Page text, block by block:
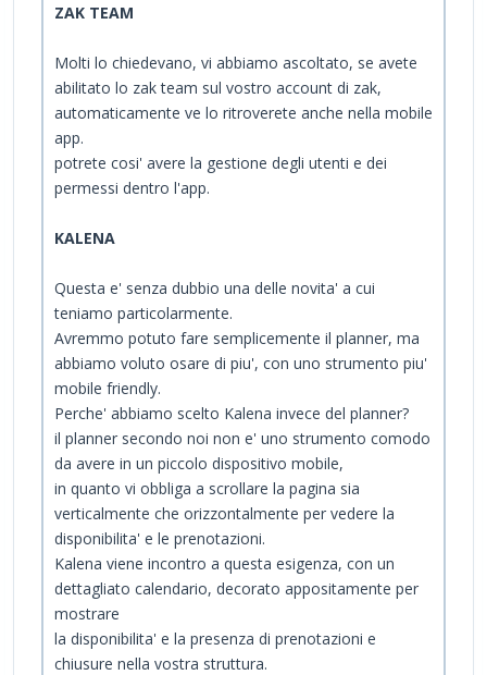
ZAK TEAM
Molti lo chiedevano, vi abbiamo ascoltato, se avete
abilitato lo zak team sul vostro account di zak,
automaticamente ve lo ritroverete anche nella mobile
app.
potrete cosi' avere la gestione degli utenti e dei
permessi dentro l'app.
KALENA
Questa e' senza dubbio una delle novita' a cui
teniamo particolarmente.
Avremmo potuto fare semplicemente il planner, ma
abbiamo voluto osare di piu', con uno strumento piu'
mobile friendly.
Perche' abbiamo scelto Kalena invece del planner?
il planner secondo noi non e' uno strumento comodo
da avere in un piccolo dispositivo mobile,
in quanto vi obbliga a scrollare la pagina sia
verticalmente che orizzontalmente per vedere la
disponibilita' e le prenotazioni.
Kalena viene incontro a questa esigenza, con un
dettagliato calendario, decorato appositamente per
mostrare
la disponibilita' e la presenza di prenotazioni e
chiusure nella vostra struttura.